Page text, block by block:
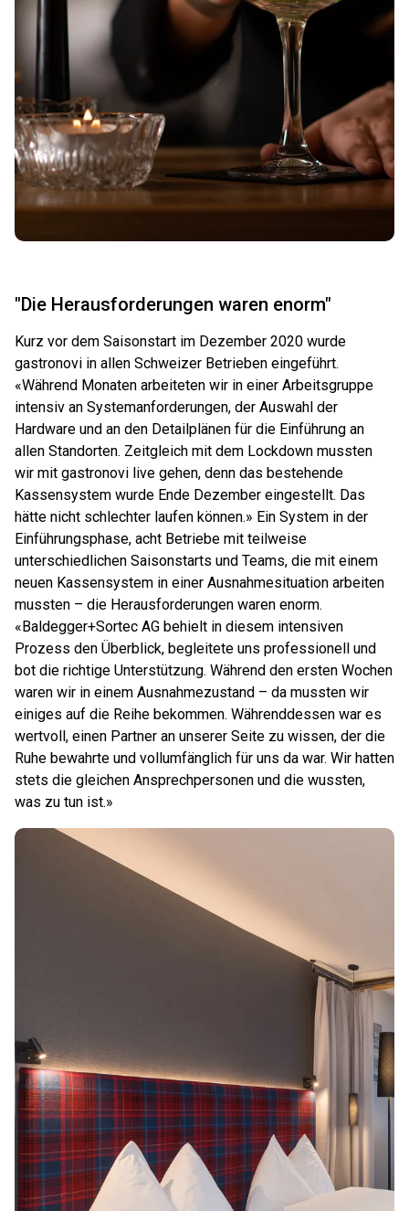
"Die Herausforderungen waren enorm"
Kurz vor dem Saisonstart im Dezember 2020 wurde
gastronovi in allen Schweizer Betrieben eingeführt.
«Während Monaten arbeiteten wir in einer Arbeitsgruppe
intensiv an Systemanforderungen, der Auswahl der
Hardware und an den Detailplänen für die Einführung an
allen Standorten. Zeitgleich mit dem Lockdown mussten
wir mit gastronovi live gehen, denn das bestehende
Kassensystem wurde Ende Dezember eingestellt. Das
hätte nicht schlechter laufen können.» Ein System in der
Einführungsphase, acht Betriebe mit teilweise
unterschiedlichen Saisonstarts und Teams, die mit einem
neuen Kassensystem in einer Ausnahmesituation arbeiten
mussten – die Herausforderungen waren enorm.
«Baldegger+Sortec AG behielt in diesem intensiven
Prozess den Überblick, begleitete uns professionell und
bot die richtige Unterstützung. Während den ersten Wochen
waren wir in einem Ausnahmezustand – da mussten wir
einiges auf die Reihe bekommen. Währenddessen war es
wertvoll, einen Partner an unserer Seite zu wissen, der die
Ruhe bewahrte und vollumfänglich für uns da war. Wir hatten
stets die gleichen Ansprechpersonen und die wussten,
was zu tun ist.»